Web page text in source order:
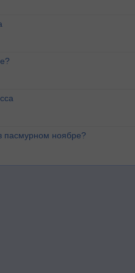
пасмурном ноябре?